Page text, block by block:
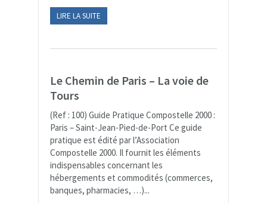
LIRE LA SUITE
Le Chemin de Paris – La voie de
Tours
(Ref : 100) Guide Pratique Compostelle 2000 :
Paris – Saint-Jean-Pied-de-Port Ce guide
pratique est édité par l’Association
Compostelle 2000. Il fournit les éléments
indispensables concernant les
hébergements et commodités (commerces,
banques, pharmacies, …)...